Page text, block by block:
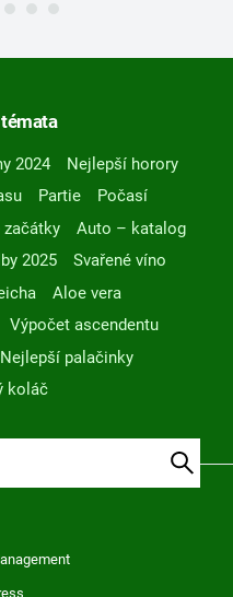
2024
Nejlepší horory
Partie
Počasí
začátky
Auto – katalog
2025
Svařené víno
Aloe vera
Výpočet ascendentu
Nejlepší palačinky
koláč